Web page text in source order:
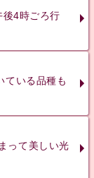
4時ごろ行
いる品種も
って美しい光